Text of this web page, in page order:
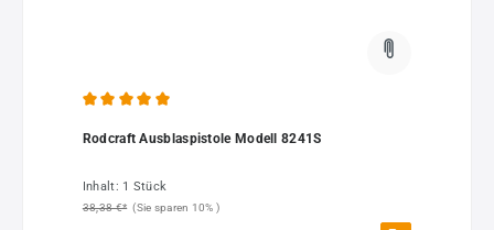
Rodcraft Ausblaspistole Modell 8241S
Inhalt: 1 Stück
38,38 €* (Sie sparen 10% )